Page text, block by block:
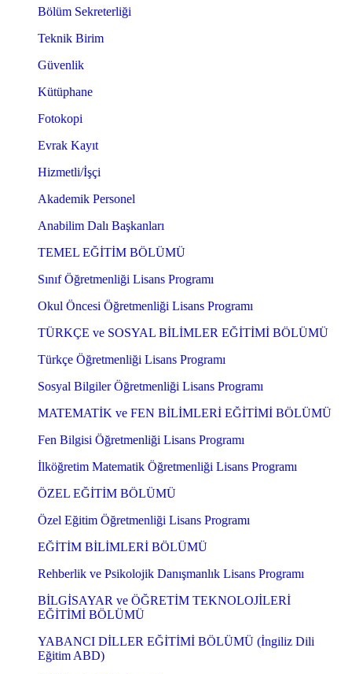
Bölüm Sekreterliği
Teknik Birim
Güvenlik
Kütüphane
Fotokopi
Evrak Kayıt
Hizmetli/İşçi
Akademik Personel
Anabilim Dalı Başkanları
TEMEL EĞİTİM BÖLÜMÜ
Sınıf Öğretmenliği Lisans Programı
Okul Öncesi Öğretmenliği Lisans Programı
TÜRKÇE ve SOSYAL BİLİMLER EĞİTİMİ BÖLÜMÜ
Türkçe Öğretmenliği Lisans Programı
Sosyal Bilgiler Öğretmenliği Lisans Programı
MATEMATİK ve FEN BİLİMLERİ EĞİTİMİ BÖLÜMÜ
Fen Bilgisi Öğretmenliği Lisans Programı
İlköğretim Matematik Öğretmenliği Lisans Programı
ÖZEL EĞİTİM BÖLÜMÜ
Özel Eğitim Öğretmenliği Lisans Programı
EĞİTİM BİLİMLERİ BÖLÜMÜ
Rehberlik ve Psikolojik Danışmanlık Lisans Programı
BİLGİSAYAR ve ÖĞRETİM TEKNOLOJİLERİ
EĞİTİMİ BÖLÜMÜ
YABANCI DİLLER EĞİTİMİ BÖLÜMÜ (İngiliz Dili
Eğitim ABD)